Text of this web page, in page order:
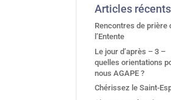
Articles récents
Rencontres de prière
l’Entente
Le jour d’après – 3 –
quelles orientations
nous AGAPE ?
Chérissez le Saint-